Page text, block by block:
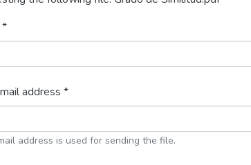
*
address *
address is used for sending the file.